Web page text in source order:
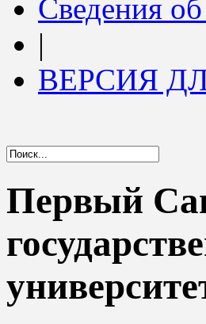
Сведения
|
ВЕРСИЯ
Первый